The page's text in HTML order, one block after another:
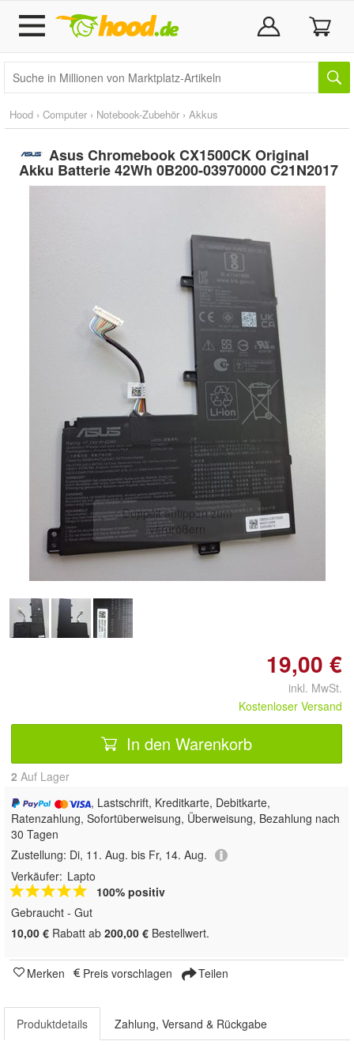
Hood › Computer › Notebook-Zubehör › Akkus
Asus Chromebook CX1500CK Original
Akku Batterie 42Wh 0B200-03970000 C21N2017
Doppelt antippen zum
vergrößern
19,00 €
inkl. MwSt.
Kostenloser Versand
In den Warenkorb
2 Auf Lager
, Lastschrift, Kreditkarte, Debitkarte,
Ratenzahlung, Sofortüberweisung, Überweisung, Bezahlung nach
30 Tagen
Zustellung: Di, 11. Aug. bis Fr, 14. Aug.
Verkäufer: Lapto
100% positiv
Gebraucht - Gut
10,00 € Rabatt ab 200,00 € Bestellwert.
Merken Preis vorschlagen Teilen
Produktdetails Zahlung, Versand & Rückgabe